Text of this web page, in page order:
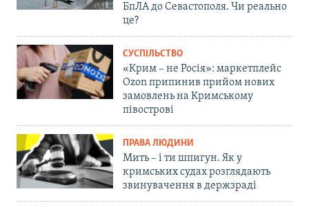
БпЛА до Севастополя. Чи реально
це?
СУСПІЛЬСТВО
«Крим – не Росія»: маркетплейс
Ozon припинив прийом нових
замовлень на Кримському
півострові
ПРАВА ЛЮДИНИ
Мить – і ти шпигун. Як у
кримських судах розглядають
звинувачення в держзраді